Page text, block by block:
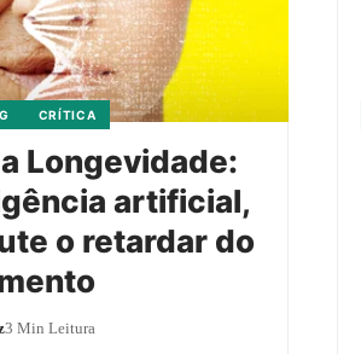
CRÍTICA
Longevidade:
artificial,
o retardar do
3 Min Leitura